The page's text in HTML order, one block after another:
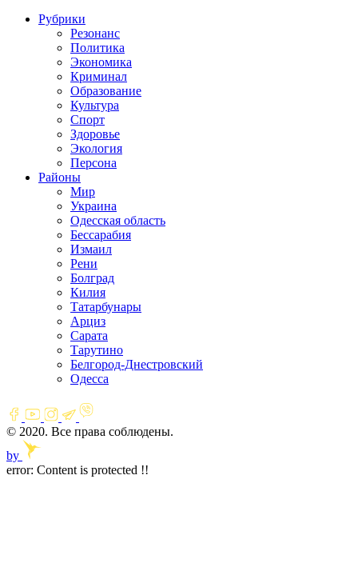
Рубрики
Резонанс
Политика
Экономика
Криминал
Образование
Культура
Спорт
Здоровье
Экология
Персона
Районы
Мир
Украина
Одесская область
Бессарабия
Измаил
Рени
Болград
Килия
Татарбунары
Арциз
Сарата
Тарутино
Белгород-Днестровский
Одесса
© 2020. Все права соблюдены.
by
error: Content is protected !!